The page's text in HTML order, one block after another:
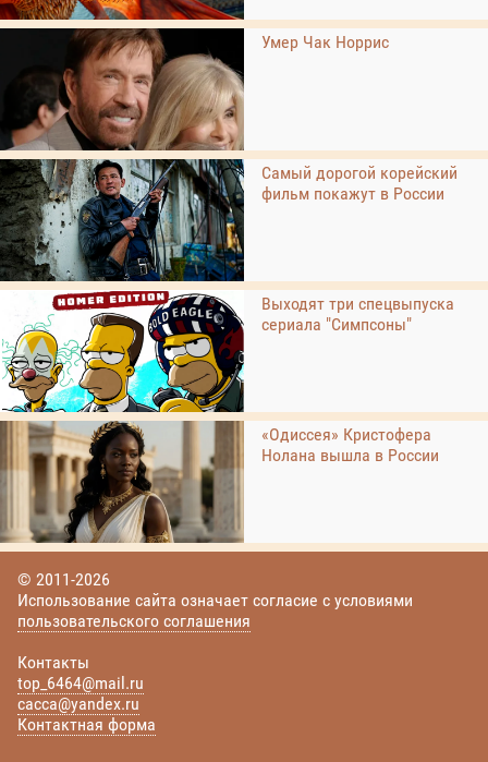
Умер Чак Норрис
Самый дорогой корейский
фильм покажут в России
Выходят три спецвыпуска
сериала "Симпсоны"
«Одиссея» Кристофера
Нолана вышла в России
© 2011-2026
Использование сайта означает согласие с условиями
пользовательского соглашения
Контакты
top_6464@mail.ru
cacca@yandex.ru
Контактная форма